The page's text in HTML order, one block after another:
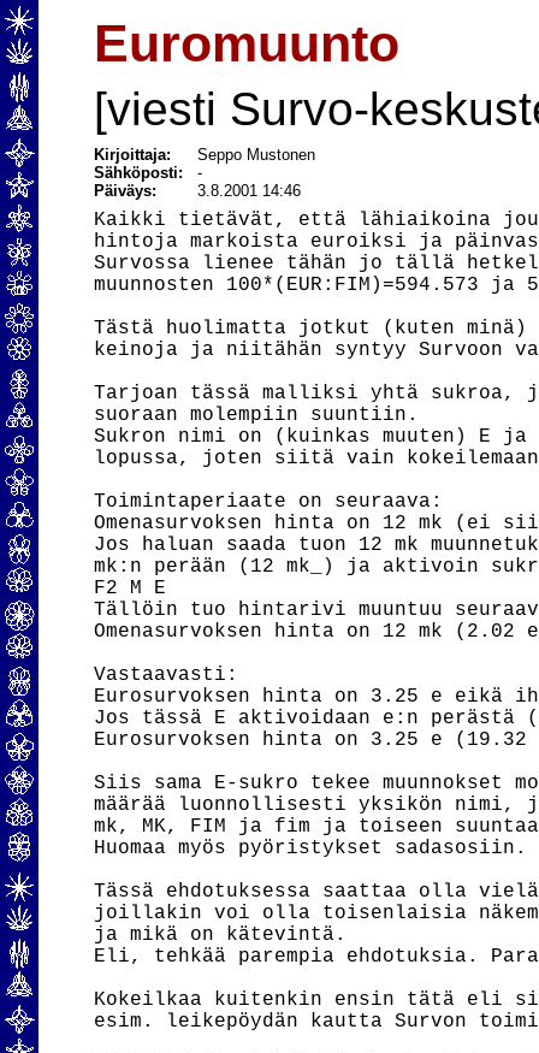
Euromuunto
[viesti Survo-
Kirjoittaja:
Seppo Mustonen
Sähköposti:-
Päiväys:
3.8.2001 14:46
Kaikki tietävät, että lähiaikoina
hintoja markoista euroiksi ja
Survossa lienee tähän jo tällä
muunnosten 100*(EUR:FIM)=594.573
Tästä huolimatta jotkut (kuten
keinoja ja niitähän syntyy Survoon
Tarjoan tässä malliksi yhtä sukroa,
suoraan molempiin suuntiin.
Sukron nimi on (kuinkas muuten) E
lopussa, joten siitä vain
Toimintaperiaate on seuraava:
Omenasurvoksen hinta on 12 mk (ei
Jos haluan saada tuon 12 mk
mk:n perään (12 mk_) ja aktivoin
F2 M E
Tällöin tuo hintarivi muuntuu
Omenasurvoksen hinta on 12 mk
Vastaavasti:
Eurosurvoksen hinta on 3.25 e eikä
Jos tässä E aktivoidaan e:n
Eurosurvoksen hinta on 3.25 e (19.32
Siis sama E-sukro tekee muunnokset
määrää luonnollisesti yksikön nimi,
mk, MK, FIM ja fim ja toiseen
Huomaa myös pyöristykset sadasosiin.
Tässä ehdotuksessa saattaa olla
joillakin voi olla toisenlaisia
ja mikä on kätevintä.
Eli, tehkää parempia ehdotuksia.
Kokeilkaa kuitenkin ensin tätä eli
esim. leikepöydän kautta Survon